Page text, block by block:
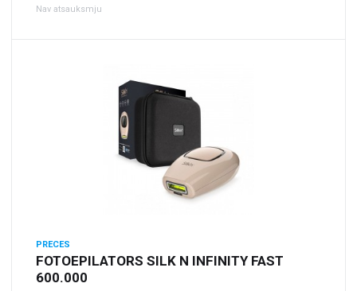
Nav atsauksmju
PRECES
FOTOEPILATORS SILK N INFINITY FAST
600.000